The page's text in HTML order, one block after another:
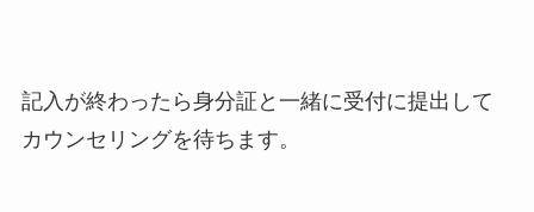
記入が終わったら身分証と一緒に受付に提出して
カウンセリングを待ちます。